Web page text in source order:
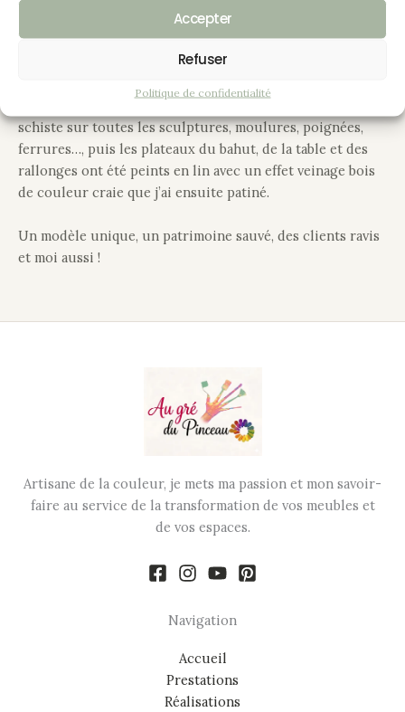
Accepter
Refuser
Politique de confidentialité
Je tiens à vous rappeler que tous les produits que j’utilise
sont de fabrication française et écologiques.
schiste sur toutes les sculptures, moulures, poignées,
ferrures…, puis les plateaux du bahut, de la table et des
rallonges ont été peints en lin avec un effet veinage bois
de couleur craie que j’ai ensuite patiné.
Un modèle unique, un patrimoine sauvé, des clients ravis
et moi aussi !
Artisane de la couleur, je mets ma passion et mon savoir-
faire au service de la transformation de vos meubles et
de vos espaces.
Navigation
Accueil
Prestations
Réalisations